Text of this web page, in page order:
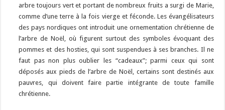
arbre toujours vert et portant de nombreux fruits a surgi de Marie,
comme d’une terre à la fois vierge et féconde. Les évangélisateurs
des pays nordiques ont introduit une ornementation chrétienne de
l’arbre de Noël, où figurent surtout des symboles évoquant des
pommes et des hosties, qui sont suspendues à ses branches. Il ne
faut pas non plus oublier les “cadeaux”; parmi ceux qui sont
déposés aux pieds de l’arbre de Noël, certains sont destinés aux
pauvres, qui doivent faire partie intégrante de toute famille
chrétienne.